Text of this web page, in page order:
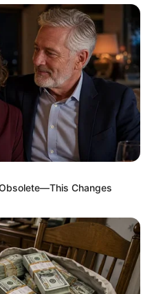
To A Whole New Level
'Giant'—Bigger
Changes